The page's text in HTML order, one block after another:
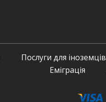
Послуги для іноземців
Еміграція